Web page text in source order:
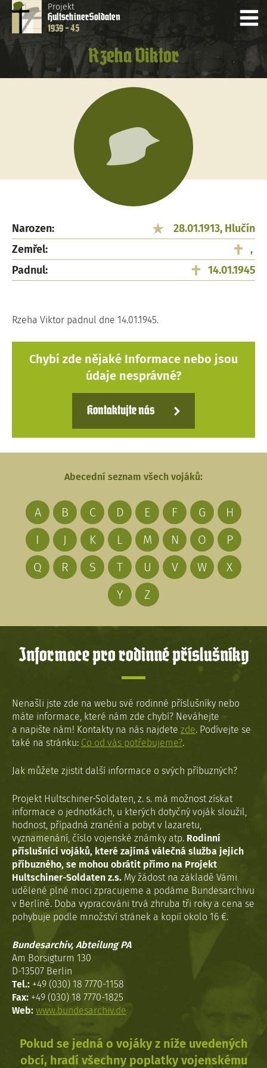
Projekt
HultschinerSoldaten
1939 - 45
Rzeha Viktor
Narozen:
28.01.1913, Hlučín
Zemřel:
,
Padnul:
14.01.1945
Rzeha Viktor padnul dne 14.01.1945.
Chybí zde nějaké Informace nebo jsou
údaje nesprávné?
Kontaktujte nás
Abecední seznam všech vojáků:
A B C D E F G
H
I
J K L M N O
P
Q
R S T U V W
X
Y
Z
Informace pro rodinné příslušníky
Nenašli jste zde na webu své rodinné příslušníky nebo
máte informace, které nám zde chybí? Neváhejte
a napište nám! Kontakty na nás najdete zde. Podívejte se
také na stránku: Co od vás potřebujeme?.
Jak můžete zjistit další informace o svých příbuzných?
Projekt Hultschiner-Soldaten, z. s. má možnost získat
informace o jednotkách, u kterých dotyčný voják sloužil,
hodnost, případná zranění a pobyt v lazaretu,
vyznamenání, číslo vojenské známky atp. Rodinní
příslušníci vojáků, které zajímá válečná služba jejich
příbuzného, se mohou obrátit přímo na Projekt
Hultschiner-Soldaten z.s. My žádost na základě Vámi
udělené plné moci zpracujeme a podáme Bundesarchivu
v Berlíně. Doba vypracováni trvá zhruba tři roky a cena se
pohybuje podle množství stránek a kopií okolo 16 €.
Bundesarchiv, Abteilung PA
Am Borsigturm 130
D-13507 Berlin
Tel.: +49 (030) 18 7770-1158
Fax: +49 (030) 18 7770-1825
Web: www.bundesarchiv.de
Pokud se jedná o vojáky z níže uvedených
obcí, hradí všechny poplatky vojenskému